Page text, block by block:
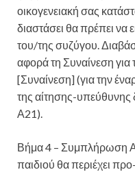
οικογενειακή σας
διαστάσει θα πρέπει
του/της συζύγου.
αφορά τη Συναίνεση για
[Συναίνεση] (για την
της αίτησης-
Α21).
Βήμα 4 – Συμπλήρωση
παιδιού θα περιέχει